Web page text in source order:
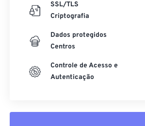
SSL/TLS
Criptografia
Dados protegidos
Centros
Controle de Acesso e
Autenticação